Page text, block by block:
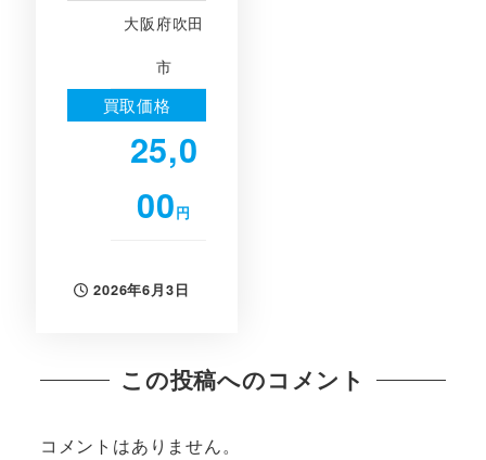
大阪府吹田
市
買取価格
25,0
00円
投稿日
2026年6月3日
この投稿へのコメント
コメントはありません。